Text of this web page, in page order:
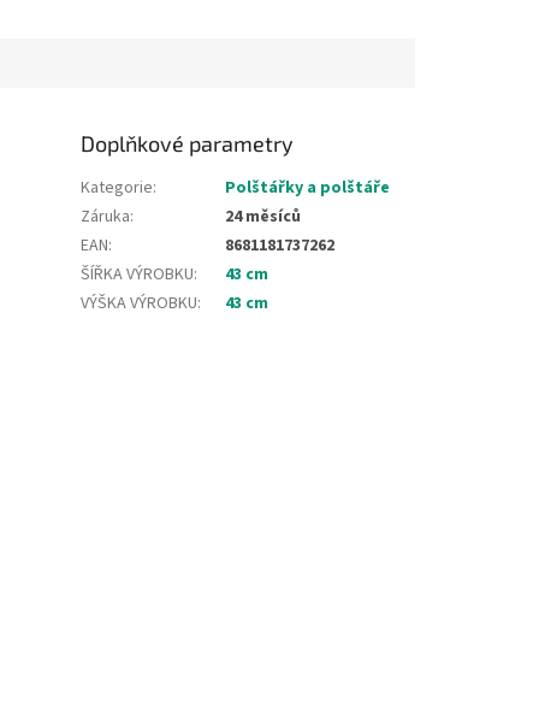
Doplňkové parametry
Kategorie:
Polštářky a polštáře
Záruka:
24 měsíců
EAN:
8681181737262
ŠÍŘKA VÝROBKU:
43 cm
VÝŠKA VÝROBKU: 43 cm